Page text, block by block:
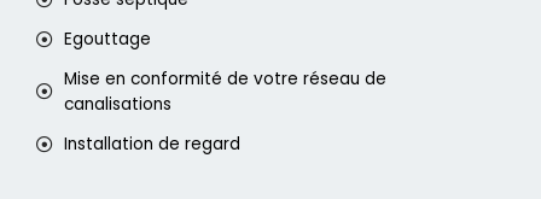
Egouttage
Mise en conformité de votre réseau de
canalisations
Installation de regard